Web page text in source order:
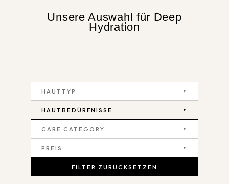
Unsere Auswahl für Deep
Hydration
HAUTTYP
HAUTBEDÜRFNISSE
CARE CATEGORY
PREIS
FILTER ZURÜCKSETZEN